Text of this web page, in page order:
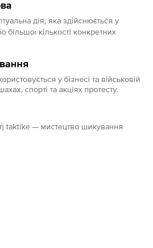
дія, яка здійснюється у
більшої кількості конкретних
у бізнесі та військовій
спорті та акціях протесту.
taktike — мистецтво шикування